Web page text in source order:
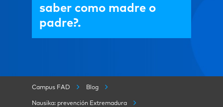
saber como madre o
padre?.
Campus FAD Blog
Nausika: prevención Extremadura